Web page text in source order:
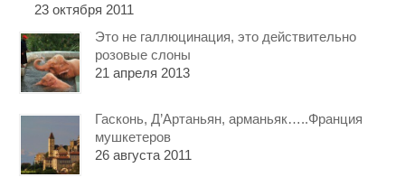
23 октября 2011
Это не галлюцинация, это действительно
розовые слоны
21 апреля 2013
Гасконь, Д’Артаньян, арманьяк…..Франция
мушкетеров
26 августа 2011